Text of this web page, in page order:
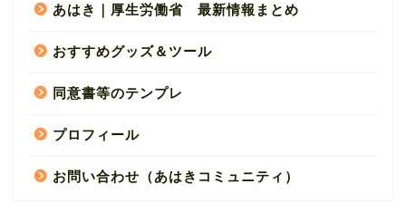
あはき｜厚生労働省 最新情報まとめ
おすすめグッズ＆ツール
同意書等のテンプレ
プロフィール
お問い合わせ（あはきコミュニティ）